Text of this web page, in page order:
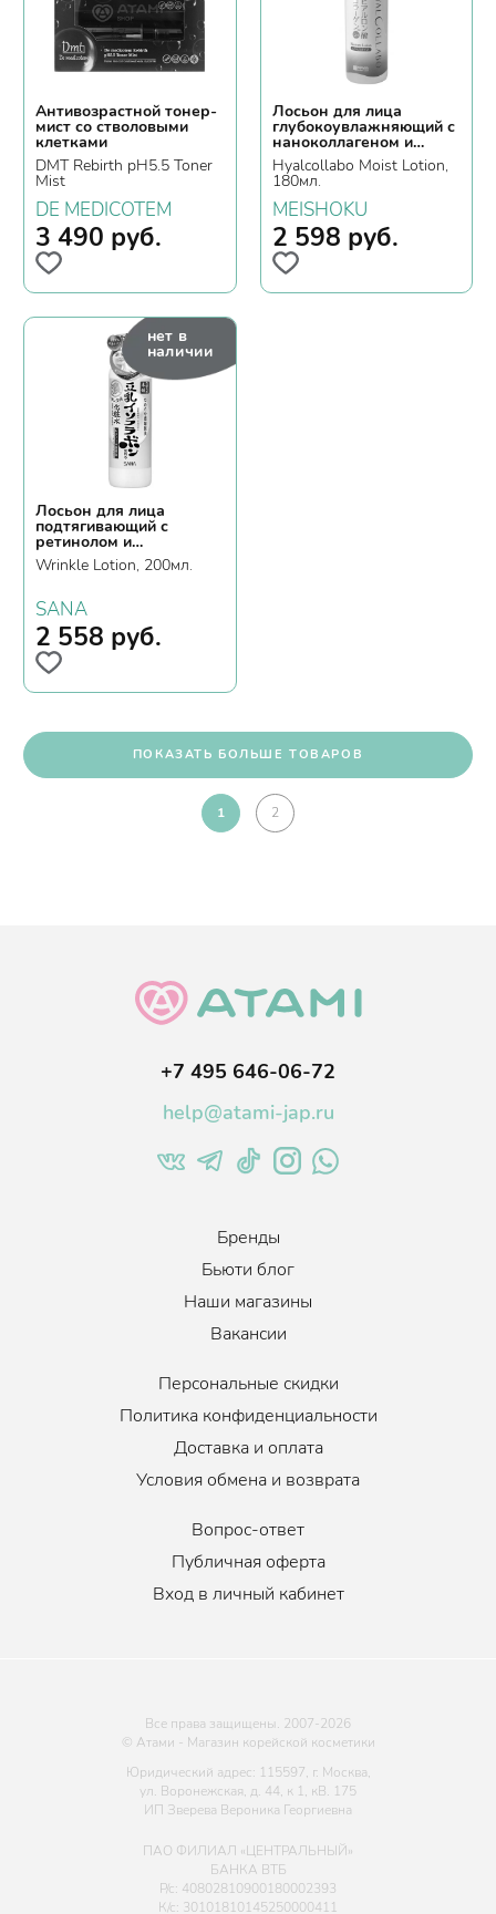
Антивозрастной тонер-
мист со стволовыми
клетками
DMT Rebirth pH5.5 Toner
Mist
DE MEDICOTEM
3 490 руб.
Лосьон для лица
глубокоувлажняющий с
наноколлагеном и
наногиалуроновой
кислотой
Hyalcollabo Moist Lotion,
180мл.
MEISHOKU
2 598 руб.
нет в
наличии
Лосьон для лица
подтягивающий с
ретинолом и
изофлавонами сои
Wrinkle Lotion, 200мл.
SANA
2 558 руб.
ПОКАЗАТЬ БОЛЬШЕ ТОВАРОВ
1 2
+7 495 646-06-72
help@atami-jap.ru
Бренды
Бьюти блог
Наши магазины
Вакансии
Персональные скидки
Политика конфиденциальности
Доставка и оплата
Условия обмена и возврата
Вопрос-ответ
Публичная оферта
Вход в личный кабинет
Все права защищены. 2007-2026
© Атами - Магазин корейской косметики
Юридический адрес: 115597, г. Москва,
ул. Воронежская, д. 44, к 1, кВ. 175
ИП Зверева Вероника Георгиевна
ПАО ФИЛИАЛ «ЦЕНТРАЛЬНЫЙ»
БАНКА ВТБ
Р/с: 40802810900180002393
К/с: 30101810145250000411